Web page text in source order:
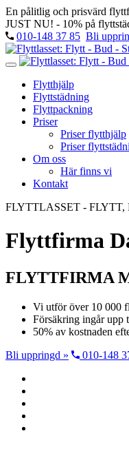
En pålitlig och prisvärd
JUST NU! - 10% på
010-148 37 85 Bli
Flytthjälp
Flyttstädning
Flyttpackning
Priser
Priser flytthjälp
Priser
Om oss
Här finns vi
Kontakt
FLYTTLASSET -
Flyttfirma
FLYTTFIRMA
Vi utför över 10 000
Försäkring ingår
50% av kostnaden
Bli uppringd »
010-148